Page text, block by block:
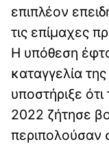
επιπλέον
τις επίμαχες
Η υπόθεση
καταγγελία
υποστήριξε
2022 ζήτησε
περιπολούσαν